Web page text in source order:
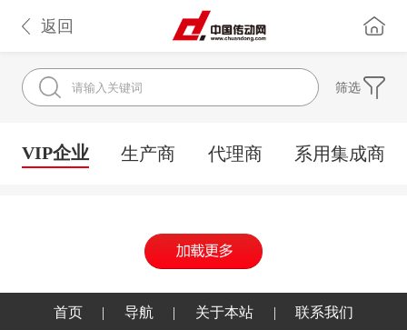
返回
筛选
VIP企业 生产商 代理商 系用集成商
首页 | 导航 | 关于本站 | 联系我们